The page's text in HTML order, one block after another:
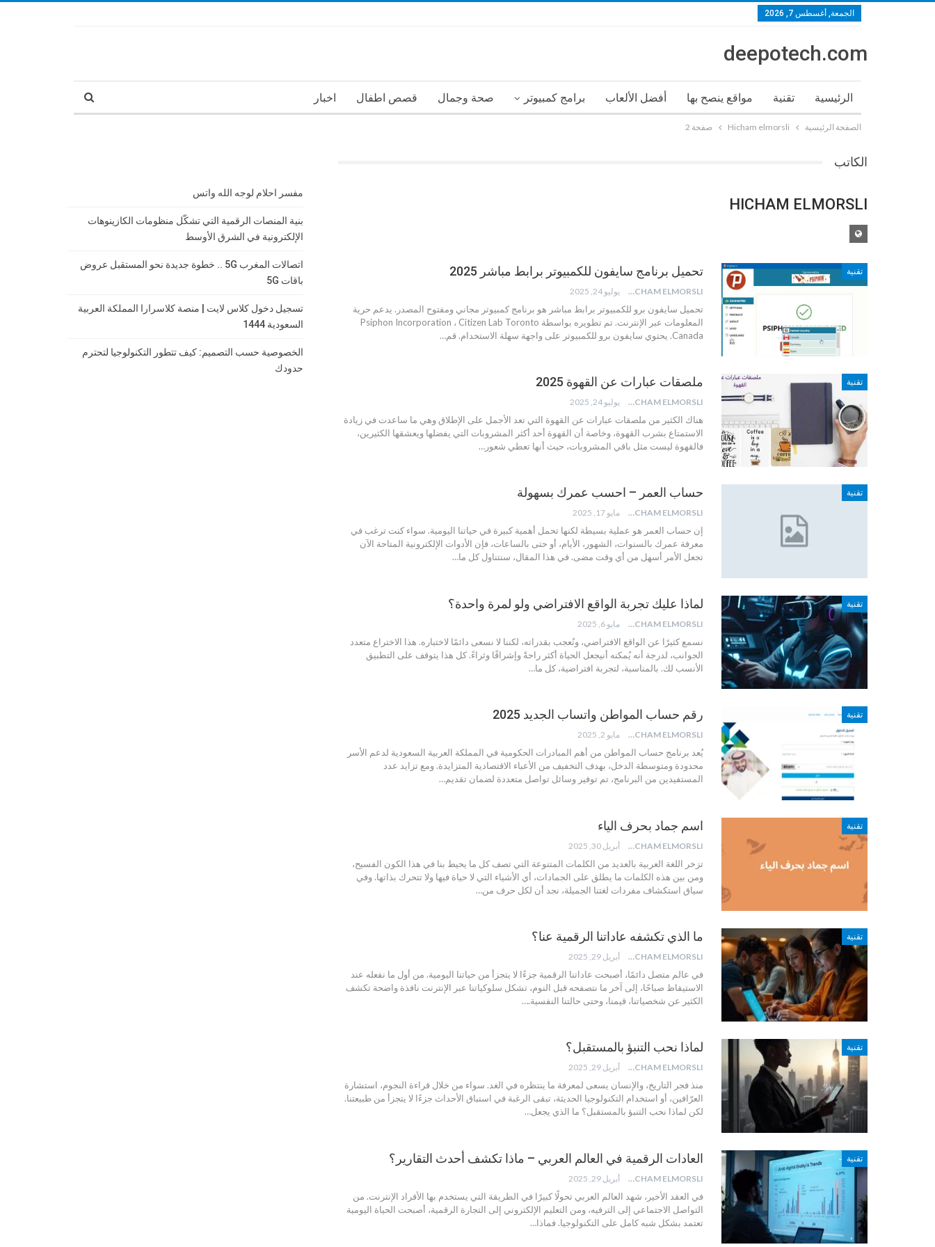
الجمعة, أغسطس 7, 2026
deepotech.com
الرئيسية تقنية مواقع ينصح بها أفضل الألعاب برامج كمبيوتر صحة وجمال قصص اطفال اخبار
الصفحة الرئيسية Hicham elmorsli صفحة 2
الكاتب
HICHAM ELMORSLI
تقنية تحميل برنامج سايفون للكمبيوتر برابط مباشر 2025
HICHAM ELMORSLI يوليو 24, 2025
تحميل سايفون برو للكمبيوتر برابط مباشر هو برنامج كمبيوتر مجاني ومفتوح المصدر. يدعم حرية
المعلومات عبر الإنترنت. تم تطويره بواسطة Psiphon Incorporation ، Citizen Lab Toronto
Canada. يحتوي سايفون برو للكمبيوتر على واجهة سهلة الاستخدام. قم
…
تقنية ملصقات عبارات عن القهوة 2025
HICHAM ELMORSLI يوليو 24, 2025
هناك الكثير من ملصقات عبارات عن القهوة التي تعد الأجمل على الإطلاق وهي ما ساعدت في زيادة
الاستمتاع بشرب القهوة، وخاصة أن القهوة أحد أكثر المشروبات التي يفضلها ويعشقها الكثيرين،
فالقهوة ليست مثل باقي المشروبات، حيث أنها تعطي شعور …
تقنية حساب العمر – احسب عمرك بسهولة
HICHAM ELMORSLI مايو 17, 2025
إن حساب العمر هو عملية بسيطة لكنها تحمل أهمية كبيرة في حياتنا اليومية. سواء كنت ترغب في
معرفة عمرك بالسنوات، الشهور، الأيام، أو حتى بالساعات، فإن الأدوات الإلكترونية المتاحة الآن
تجعل الأمر أسهل من أي وقت مضى. في هذا المقال، سنتناول كل ما…
تقنية لماذا عليك تجربة الواقع الافتراضي ولو لمرة واحدة؟
HICHAM ELMORSLI مايو 6, 2025
نسمع كثيرًا عن الواقع الافتراضي، ونُعجب بقدراته، لكننا لا نسعى دائمًا لاختباره. هذا الاختراع متعدد
الجوانب، لدرجة أنه يُمكنه أنيجعل الحياة أكثر راحةً وإشراقًا وثراءً. كل هذا يتوقف على التطبيق
الأنسب لك. بالمناسبة، لتجربة افتراضية، كل ما…
تقنية رقم حساب المواطن واتساب الجديد 2025
HICHAM ELMORSLI مايو 2, 2025
يُعد برنامج حساب المواطن من أهم المبادرات الحكومية في المملكة العربية السعودية لدعم الأسر
محدودة ومتوسطة الدخل، بهدف التخفيف من الأعباء الاقتصادية المتزايدة. ومع تزايد عدد
المستفيدين من البرنامج، تم توفير وسائل تواصل متعددة لضمان تقديم…
تقنية اسم جماد بحرف الياء
HICHAM ELMORSLI أبريل 30, 2025
تزخر اللغة العربية بالعديد من الكلمات المتنوعة التي تصف كل ما يحيط بنا في هذا الكون الفسيح،
ومن بين هذه الكلمات ما يطلق على الجمادات، أي الأشياء التي لا حياة فيها ولا تتحرك بذاتها. وفي
سياق استكشاف مفردات لغتنا الجميلة، نجد أن لكل حرف من…
تقنية ما الذي تكشفه عاداتنا الرقمية عنا؟
HICHAM ELMORSLI أبريل 29, 2025
في عالم متصل دائمًا، أصبحت عاداتنا الرقمية جزءًا لا يتجزأ من حياتنا اليومية. من أول ما نفعله عند
الاستيقاظ صباحًا، إلى آخر ما نتصفحه قبل النوم، تشكل سلوكياتنا عبر الإنترنت نافذة واضحة تكشف
الكثير عن شخصياتنا، قيمنا، وحتى حالتنا النفسية.…
تقنية لماذا نحب التنبؤ بالمستقبل؟
HICHAM ELMORSLI أبريل 29, 2025
منذ فجر التاريخ، والإنسان يسعى لمعرفة ما ينتظره في الغد. سواء من خلال قراءة النجوم، استشارة
العرّافين، أو استخدام التكنولوجيا الحديثة، تبقى الرغبة في استباق الأحداث جزءًا لا يتجزأ من طبيعتنا.
لكن لماذا نحب التنبؤ بالمستقبل؟ ما الذي يجعل…
تقنية العادات الرقمية في العالم العربي – ماذا تكشف أحدث التقارير؟
HICHAM ELMORSLI أبريل 29, 2025
في العقد الأخير، شهد العالم العربي تحولًا كبيرًا في الطريقة التي يستخدم بها الأفراد الإنترنت. من
التواصل الاجتماعي إلى الترفيه، ومن التعليم الإلكتروني إلى التجارة الرقمية، أصبحت الحياة اليومية
تعتمد بشكل شبه كامل على التكنولوجيا. فماذا…
مفسر احلام لوجه الله واتس
بنية المنصات الرقمية التي تشكّل منظومات الكازينوهات
الإلكترونية في الشرق الأوسط
اتصالات المغرب 5G .. خطوة جديدة نحو المستقبل عروض
باقات 5G
تسجيل دخول كلاس لايت | منصة كلاسرارا المملكة العربية
السعودية 1444
الخصوصية حسب التصميم: كيف تتطور التكنولوجيا لتحترم
حدودك